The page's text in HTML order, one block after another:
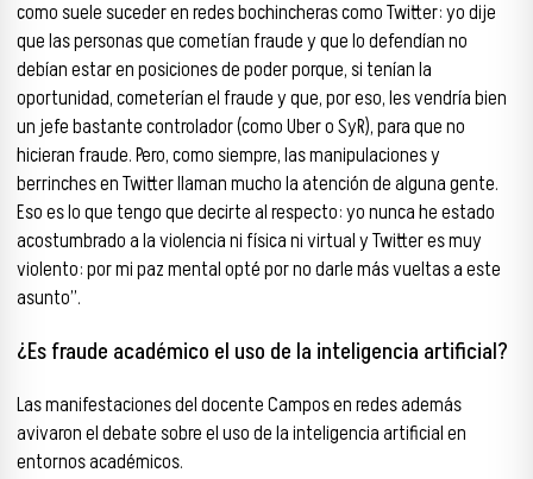
como suele suceder en redes bochincheras como Twitter: yo dije
que las personas que cometían fraude y que lo defendían no
debían estar en posiciones de poder porque, si tenían la
oportunidad, cometerían el fraude y que, por eso, les vendría bien
un jefe bastante controlador (como Uber o SyR), para que no
hicieran fraude. Pero, como siempre, las manipulaciones y
berrinches en Twitter llaman mucho la atención de alguna gente.
Eso es lo que tengo que decirte al respecto: yo nunca he estado
acostumbrado a la violencia ni física ni virtual y Twitter es muy
violento: por mi paz mental opté por no darle más vueltas a este
asunto”.
¿Es fraude académico el uso de la inteligencia artificial?
Las manifestaciones del docente Campos en redes además
avivaron el debate sobre el uso de la inteligencia artificial en
entornos académicos.